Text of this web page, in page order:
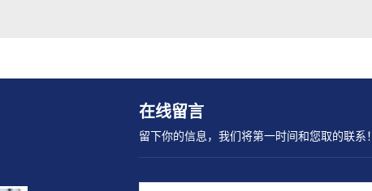
在线留言
留下你的信息，我们将第一时间和您取的联系！